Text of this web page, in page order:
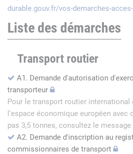
durable.gouv.fr/vos-demarches-
Liste des démarches
Transport routier
A1. Demande d'autorisation
transporteur
Pour le transport routier international
l'espace économique européen avec
pas 3,5 tonnes, consultez le
A2. Demande d'inscription au
commissionnaires de transport